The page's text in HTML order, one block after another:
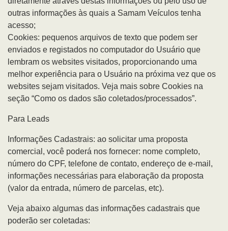
outras informações às quais a Samam Veículos tenha
acesso;
Cookies: pequenos arquivos de texto que podem ser
enviados e registados no computador do Usuário que
lembram os websites visitados, proporcionando uma
melhor experiência para o Usuário na próxima vez que os
websites sejam visitados. Veja mais sobre Cookies na
seção “Como os dados são coletados/processados”.
Para Leads
Informações Cadastrais: ao solicitar uma proposta
comercial, você poderá nos fornecer: nome completo,
número do CPF, telefone de contato, endereço de e-mail,
informações necessárias para elaboração da proposta
(valor da entrada, número de parcelas, etc).
Veja abaixo algumas das informações cadastrais que
poderão ser coletadas: